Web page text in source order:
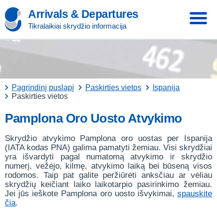
Arrivals & Departures
Tikralaikiai skrydžio informacija
Pagrindinį puslapį Paskirties vietos
Ispanija
Paskirties vietos
Pamplona Oro Uosto Atvykimo
Skrydžio atvykimo Pamplona oro uostas per Ispanija
(IATA kodas PNA) galima pamatyti žemiau. Visi skrydžiai
yra išvardyti pagal numatomą atvykimo ir skrydžio
numerį, vežėjo, kilmę, atvykimo laiką bei būseną visos
rodomos. Taip pat galite peržiūrėti anksčiau ar vėliau
skrydžių keičiant laiko laikotarpio pasirinkimo žemiau.
Jei jūs ieškote Pamplona oro uosto išvykimai, spauskite
čia.